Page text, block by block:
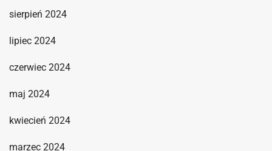
sierpień 2024
lipiec 2024
czerwiec 2024
maj 2024
kwiecień 2024
marzec 2024